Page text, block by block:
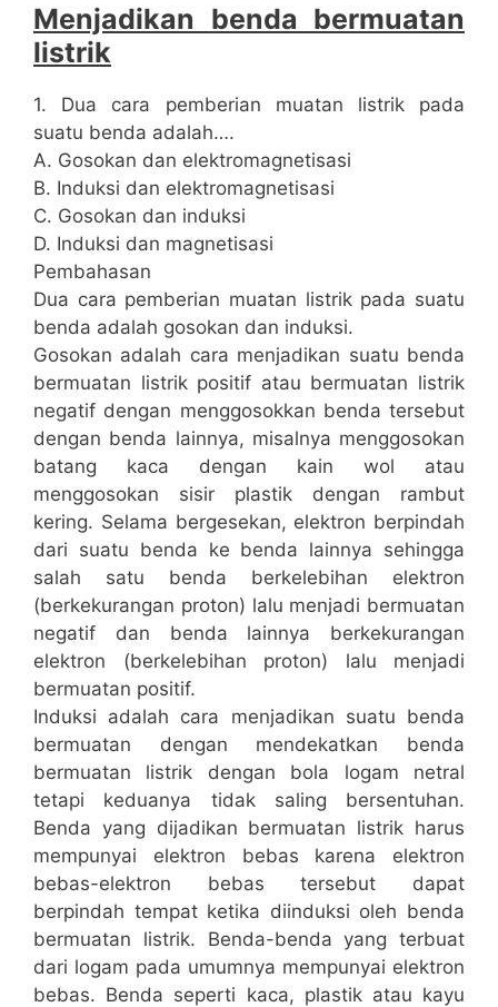
Menjadikan benda bermuatan
listrik
1. Dua cara pemberian muatan listrik pada
suatu benda adalah….
A. Gosokan dan elektromagnetisasi
B. Induksi dan elektromagnetisasi
C. Gosokan dan induksi
D. Induksi dan magnetisasi
Pembahasan
Dua cara pemberian muatan listrik pada suatu
benda adalah gosokan dan induksi.
Gosokan adalah cara menjadikan suatu benda
bermuatan listrik positif atau bermuatan listrik
negatif dengan menggosokkan benda tersebut
dengan benda lainnya, misalnya menggosokan
batang kaca dengan kain wol atau
menggosokan sisir plastik dengan rambut
kering. Selama bergesekan, elektron berpindah
dari suatu benda ke benda lainnya sehingga
salah satu benda berkelebihan elektron
(berkekurangan proton) lalu menjadi bermuatan
negatif dan benda lainnya berkekurangan
elektron (berkelebihan proton) lalu menjadi
bermuatan positif.
Induksi adalah cara menjadikan suatu benda
bermuatan dengan mendekatkan benda
bermuatan listrik dengan bola logam netral
tetapi keduanya tidak saling bersentuhan.
Benda yang dijadikan bermuatan listrik harus
mempunyai elektron bebas karena elektron
bebas-elektron bebas tersebut dapat
berpindah tempat ketika diinduksi oleh benda
bermuatan listrik. Benda-benda yang terbuat
dari logam pada umumnya mempunyai elektron
bebas. Benda seperti kaca, plastik atau kayu